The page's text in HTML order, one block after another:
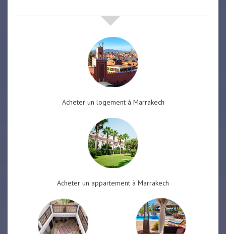
Acheter un logement à Marrakech
Acheter un appartement à Marrakech